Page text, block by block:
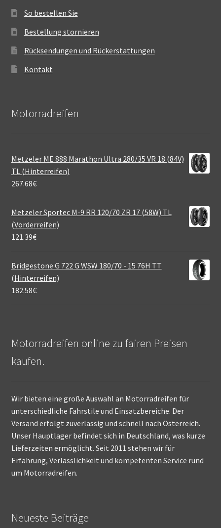
So bestellen Sie
Bestellung stornieren
Rücksendungen und Rückerstattungen
Kontakt
Motorradreifen
Metzeler ME 888 Marathon Ultra 280/35 VR 18 (84V)
TL (Hinterreifen)
267.68€
Metzeler Sportec M-9 RR 120/70 ZR 17 (58W) TL
(Vorderreifen)
121.39€
Bridgestone G 722 G WSW 180/70 - 15 76H TT
(Hinterreifen)
182.58€
Motorradreifen online zu fairen Preisen
kaufen.
Wir bieten eine große Auswahl an Motorradreifen für
unterschiedliche Fahrstile und Einsatzbereiche. Der
Versand erfolgt zuverlässig und schnell nach Österreich.
Unser Hauptlager befindet sich in Deutschland, was kurze
Lieferzeiten ermöglicht. Seit 2011 stehen wir für
Erfahrung, Verlässlichkeit und kompetenten Service rund
um Motorradreifen.
Neueste Beiträge